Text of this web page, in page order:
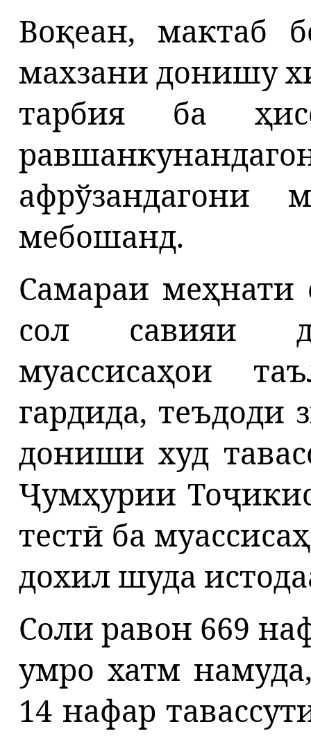
Воқеан, мактаб
махзани донишу
тарбия ба
мебошанд.
Самараи меҳнати
сол савияи
муассисаҳои
гардида, теъдоди
дониши худ
Ҷумҳурии
тестӣ ба
дохил шуда
Соли равон 669
умро хатм
14 нафар